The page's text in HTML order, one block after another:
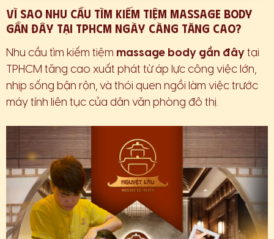
Vì Sao Nhu Cầu Tìm Kiếm Tiệm Massage Body
Gần Đây Tại TPHCM Ngày Càng Tăng Cao?
Nhu cầu tìm kiếm tiệm massage body gần đây tại
TPHCM tăng cao xuất phát từ áp lực công việc lớn,
nhịp sống bận rộn, và thói quen ngồi làm việc trước
máy tính liên tục của dân văn phòng đô thị.